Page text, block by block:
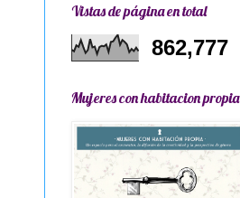
Vistas de página en total
862,777
Mujeres con habitacion propia